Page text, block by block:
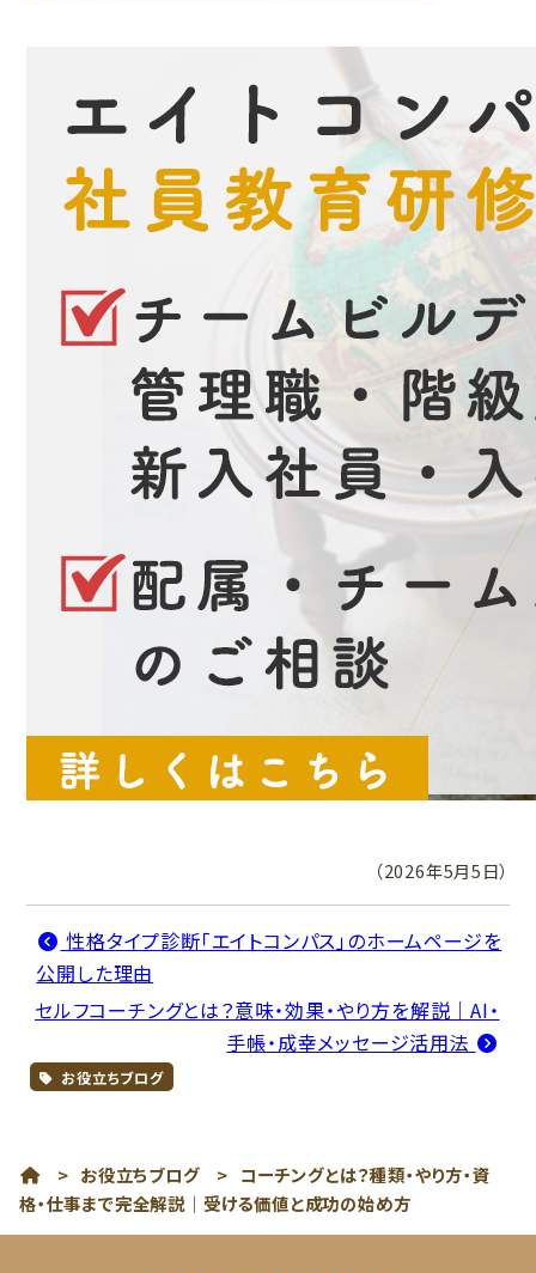
（2026年5月5日）
性格タイプ診断「エイトコンパス」のホームページを
公開した理由
セルフコーチングとは？意味・効果・やり方を解説｜AI・
手帳・成幸メッセージ活用法
お役立ちブログ
> お役立ちブログ > コーチングとは？種類・やり方・資
格・仕事まで完全解説｜受ける価値と成功の始め方